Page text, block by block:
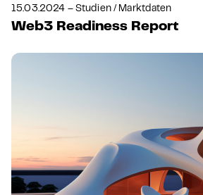
15.03.2024 – Studien / Marktdaten
Web3 Readiness Report